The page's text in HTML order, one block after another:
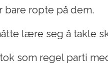
bare ropte på dem.
lære seg å takle
som regel parti